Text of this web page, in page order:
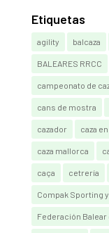
Etiquetas
agility balcaza
BALEARES RRCC
campeonato de
cans de mostra
cazador caza
caza mallorca
caça cetrería
Compak Sporting
Federación Balear